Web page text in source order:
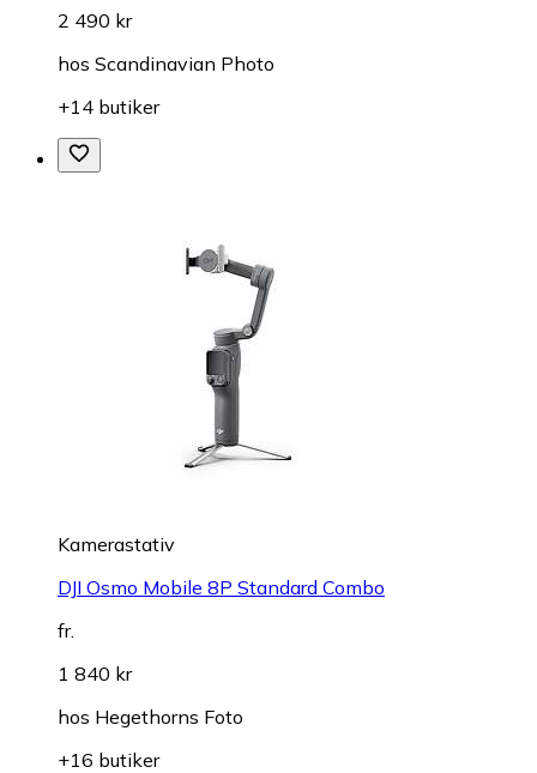
2 490 kr
hos Scandinavian Photo
+14 butiker
Kamerastativ
DJI Osmo Mobile 8P Standard Combo
fr.
1 840 kr
hos Hegethorns Foto
+16 butiker